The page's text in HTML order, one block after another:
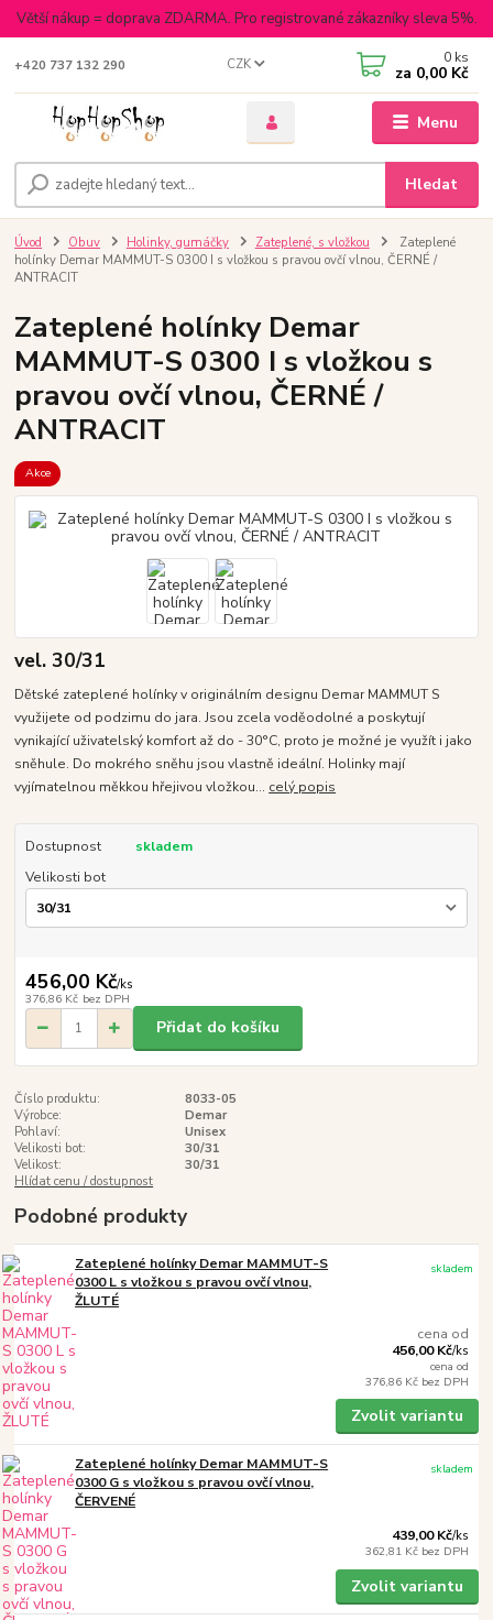
Větší nákup = doprava ZDARMA. Pro registrované zákazníky sleva 5%.
Menu
CZK
Hledat
+420 737 132 290 0 ks
za 0,00 Kč
Úvod Obuv Holinky, gumáčky Zateplené, s vložkou
Zateplené
holínky Demar MAMMUT-S 0300 I s vložkou s pravou ovčí vlnou, ČERNÉ /
ANTRACIT
Zateplené holínky Demar
MAMMUT-S 0300 I s vložkou s
pravou ovčí vlnou, ČERNÉ /
ANTRACIT
Akce
vel. 30/31
Dětské zateplené holínky v originálním designu Demar MAMMUT S
využijete od podzimu do jara. Jsou zcela voděodolné a poskytují
vynikající uživatelský komfort až do - 30°C, proto je možné je využít i jako
sněhule. Do mokrého sněhu jsou vlastně ideální. Holinky mají
vyjímatelnou měkkou hřejivou vložkou... celý popis
Dostupnost
skladem
Velikosti bot
456,00 Kč/ks
376,86 Kč bez DPH
Přidat do košíku
Číslo produktu:
8033-05
Výrobce:
Demar
Pohlaví:
Unisex
Velikosti bot:
30/31
Velikost:
30/31
Hlídat cenu / dostupnost
Podobné produkty
Zateplené holínky Demar MAMMUT-S
0300 L s vložkou s pravou ovčí vlnou,
ŽLUTÉ
cena od
456,00 Kč/ks
cena od
376,86 Kč bez DPH
skladem
Zvolit variantu
Zateplené holínky Demar MAMMUT-S
0300 G s vložkou s pravou ovčí vlnou,
ČERVENÉ
439,00 Kč/ks
362,81 Kč bez DPH
skladem
Zvolit variantu